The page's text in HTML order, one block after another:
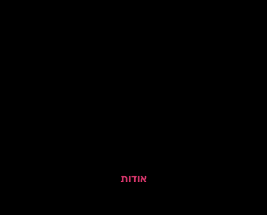
אודות